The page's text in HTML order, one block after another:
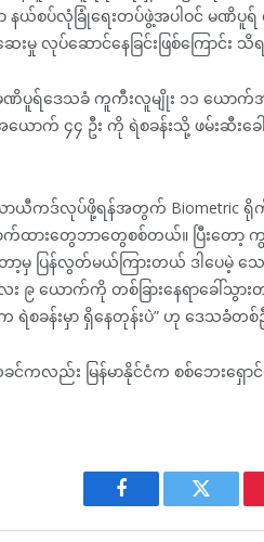
ာ နယ်စပ်လုံခြုံရေးတပ်ဖွဲ့အပါဝင် မ
ေးမှု လုပ်ဆောင်နေခြင်းဖြစ်ကြောင်း
ရ်ဒေသခံ ကူကီးလူမျိုး ၁၁ ယောက်အပ
ယောက် ၄၄ ဦး ကို ရဲစခန်းသို့ ဖမ်းဆီး
ကဒ်လုပ်ဖို့ရန်အတွက် Biometric ရို
ားတွေဘာတွေစစ်တယ်။ ပြီးတော့ က
ော့မှ ပြန်လွတ်မယ်ကြားတယ် ဒါပေမဲ့
၉ ယောက်ကို တစ်ခြားနေရာခေါ်သွာ
ခန်းမှာ ရှိနေတုန်းပဲ” ဟု ဒေသခံတစ်
ည်း မြန်မာနိုင်ငံက စစ်ဘေးရှောင်မျ
Facebook Twitter